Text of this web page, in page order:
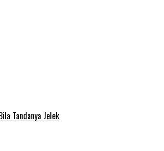
Tandanya Jelek